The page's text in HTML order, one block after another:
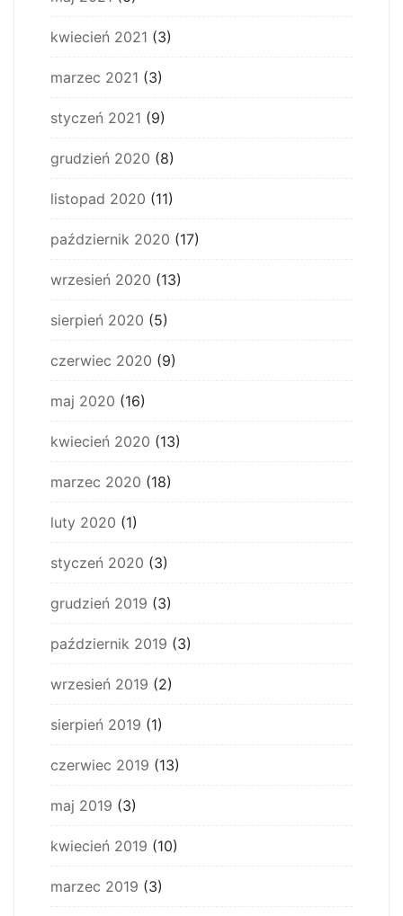
kwiecień 2021 (3)
marzec 2021 (3)
styczeń 2021 (9)
grudzień 2020 (8)
listopad 2020 (11)
październik 2020 (17)
wrzesień 2020 (13)
sierpień 2020 (5)
czerwiec 2020 (9)
maj 2020 (16)
kwiecień 2020 (13)
marzec 2020 (18)
luty 2020 (1)
styczeń 2020 (3)
grudzień 2019 (3)
październik 2019 (3)
wrzesień 2019 (2)
sierpień 2019 (1)
czerwiec 2019 (13)
maj 2019 (3)
kwiecień 2019 (10)
marzec 2019 (3)